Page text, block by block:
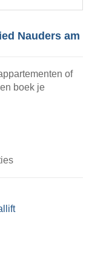
Nauders am
of
boek je